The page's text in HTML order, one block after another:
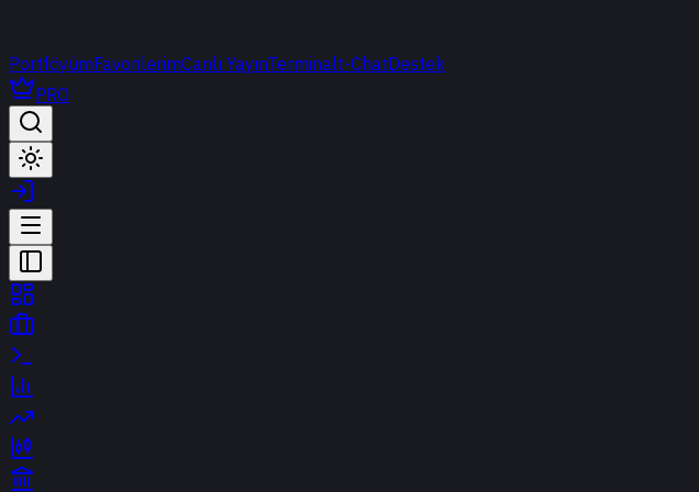
PortföyümFavorilerimCanlı YayınTerminalt-ChatDestek
PRO